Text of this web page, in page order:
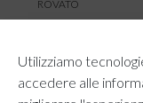
Utilizziamo
accedere alle
ROVATO